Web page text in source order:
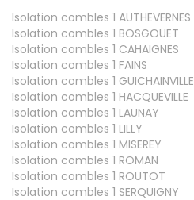
Isolation combles 1 AUTHEVERNES
Isolation combles 1 BOSGOUET
Isolation combles 1 CAHAIGNES
Isolation combles 1 FAINS
Isolation combles 1 GUICHAINVILLE
Isolation combles 1 HACQUEVILLE
Isolation combles 1 LAUNAY
Isolation combles 1 LILLY
Isolation combles 1 MISEREY
Isolation combles 1 ROMAN
Isolation combles 1 ROUTOT
Isolation combles 1 SERQUIGNY